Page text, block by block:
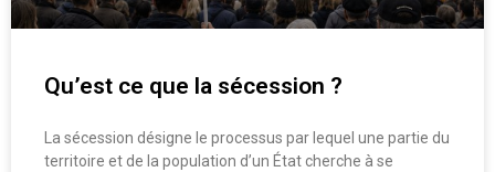
Qu’est ce que la sécession ?
La sécession désigne le processus par lequel une partie du
territoire et de la population d’un État cherche à se